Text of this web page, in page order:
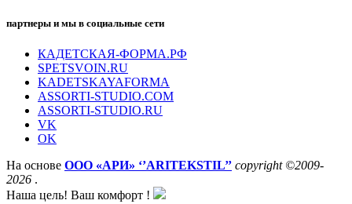
партнеры и мы в социальные сети
КАДЕТСКАЯ-ФОРМА.РФ
SPETSVOIN.RU
KADETSKAYAFORMA
ASSORTI-STUDIO.COM
ASSORTI-STUDIO.RU
VK
OK
На основе ООО «АРИ» ‘’ARITEKSTIL’’ copyright ©2009-
2026 .
Наша цель! Ваш комфорт !